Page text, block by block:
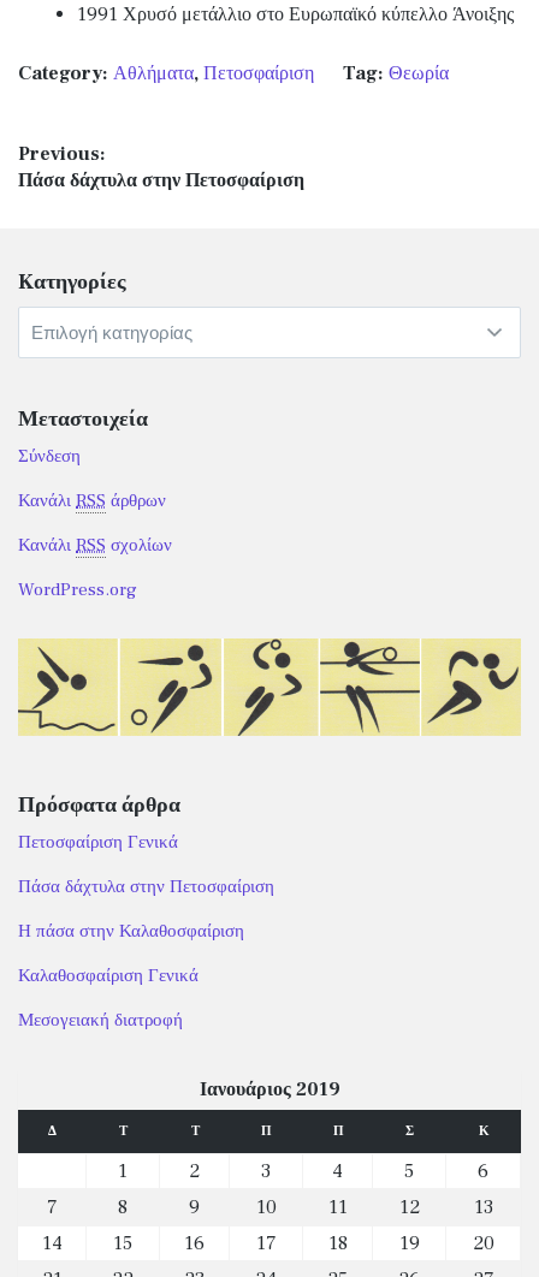
1991 Χρυσό μετάλλιο στο Ευρωπαϊκό κύπελλο Άνοιξης
Category: Αθλήματα, Πετοσφαίριση Tag: Θεωρία
Πλοήγηση άρθρων
Previous:
Previous post:
Πάσα δάχτυλα στην Πετοσφαίριση
Kατηγορίες
Μεταστοιχεία
Σύνδεση
Κανάλι RSS άρθρων
Κανάλι RSS σχολίων
WordPress.org
Πρόσφατα άρθρα
Πετοσφαίριση Γενικά
Πάσα δάχτυλα στην Πετοσφαίριση
Η πάσα στην Καλαθοσφαίριση
Καλαθοσφαίριση Γενικά
Μεσογειακή διατροφή
Ιανουάριος 2019
Δ Τ Τ Π Π Σ Κ
1 2 3 4 5
6
7
8 9 10 11 12
13
14
15 16 17 18 19
20